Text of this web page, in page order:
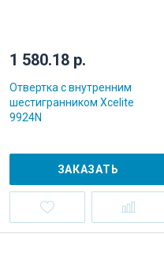
1 580.18 р.
Отвертка с внутренним
шестигранником Xcelite
9924N
ЗАКАЗАТЬ